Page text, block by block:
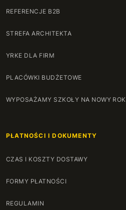
REFERENCJE B2B
STREFA ARCHITEKTA
YRKE DLA FIRM
PLACÓWKI BUDŻETOWE
WYPOSAŻAMY SZKOŁY NA NOWY ROK
PŁATNOŚCI I DOKUMENTY
CZAS I KOSZTY DOSTAWY
FORMY PŁATNOŚCI
REGULAMIN